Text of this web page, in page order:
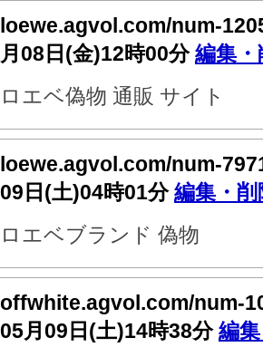
loewe.agvol.com/num-
月08日(金)12時00分編集・
ロエベ偽物 通販 サイト
loewe.agvol.com/num-
09日(土)04時01分編集・削
ロエベブランド 偽物
offwhite.agvol.com/num-
05月09日(土)14時38分編